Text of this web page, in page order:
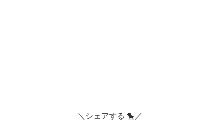
＼シェアする 🐤／